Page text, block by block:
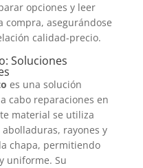
opciones y leer
compra, asegurándose
calidad-precio.
Soluciones
es una solución
cabo reparaciones en
material se utiliza
rayones y
chapa, permitiendo
uniforme. Su